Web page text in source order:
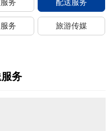
务 配送服务
务 旅游传媒
务